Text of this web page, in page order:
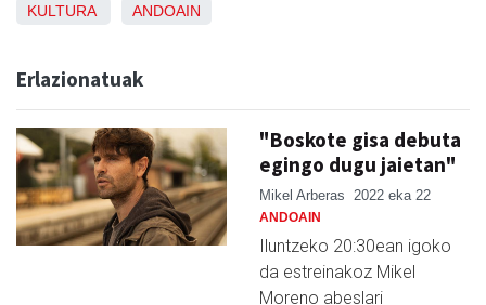
KULTURA ANDOAIN
Erlazionatuak
"Boskote gisa debuta
egingo dugu jaietan"
Mikel Arberas 2022 eka 22
ANDOAIN
Iluntzeko 20:30ean igoko
da estreinakoz Mikel
Moreno abeslari